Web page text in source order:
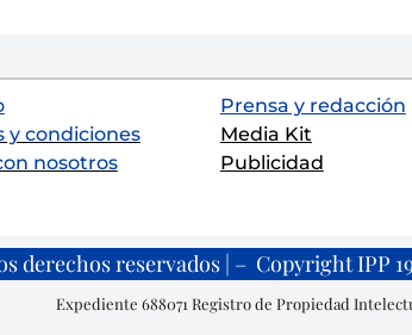
y condiciones
nosotros
Prensa y redacción
Media Kit
Publicidad
derechos reservados | – Copyright IPP
Expediente 688071 Registro de Propiedad